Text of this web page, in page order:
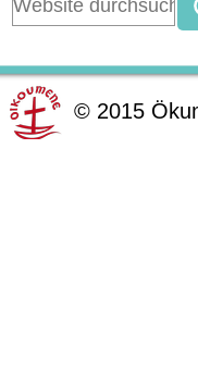
© 2015